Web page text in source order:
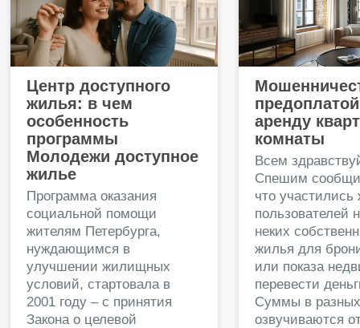
Центр доступного
жилья: в чем
особенность
программы
Молодежи доступное
жилье
Программа оказания
социальной помощи
жителям Петербурга,
нуждающимся в
улучшении жилищных
условий, стартовала в
2001 году – с принятия
Закона о целевой
аренду
комнаты
Всем
Спешим
что
пользователей
неких
жилья для
или показа
перевести
Суммы в
озвучиваются